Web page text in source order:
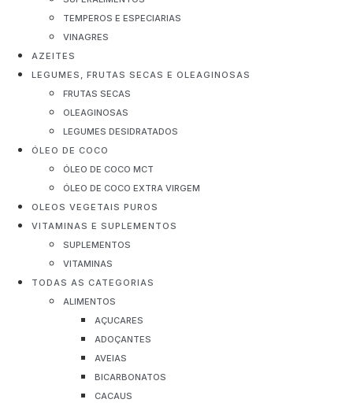
TEMPEROS E ESPECIARIAS
VINAGRES
AZEITES
LEGUMES, FRUTAS SECAS E OLEAGINOSAS
FRUTAS SECAS
OLEAGINOSAS
LEGUMES DESIDRATADOS
ÓLEO DE COCO
ÓLEO DE COCO MCT
ÓLEO DE COCO EXTRA VIRGEM
OLEOS VEGETAIS PUROS
VITAMINAS E SUPLEMENTOS
SUPLEMENTOS
VITAMINAS
TODAS AS CATEGORIAS
ALIMENTOS
AÇUCARES
ADOÇANTES
AVEIAS
BICARBONATOS
CACAUS